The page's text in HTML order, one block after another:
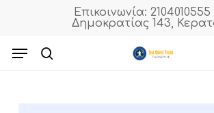
content
Επικοινωνία:
Δημοκρατίας 143,
Menu
Cart